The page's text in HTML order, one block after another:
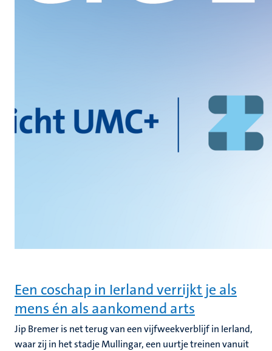
Een coschap in Ierland verrijkt je als
mens én als aankomend arts
Jip Bremer is net terug van een vijfweekverblijf in Ierland,
waar zij in het stadje Mullingar, een uurtje treinen vanuit